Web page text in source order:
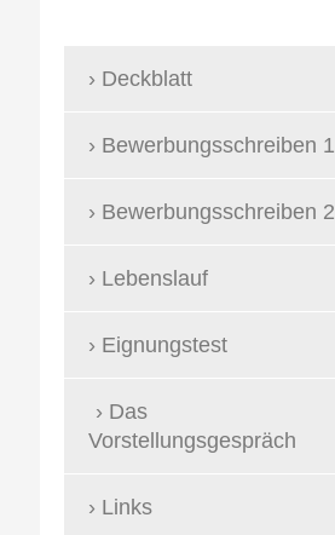
Deckblatt
Bewerbungsschreiben 1
Bewerbungsschreiben 2
Lebenslauf
Eignungstest
Das
Vorstellungsgespräch
Links